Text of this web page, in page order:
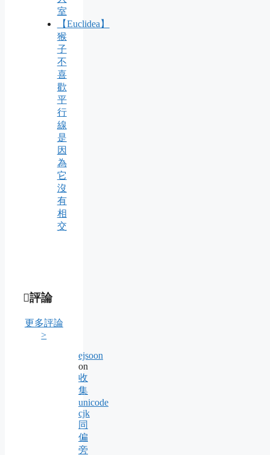
室
【Euclidea】
猴
子
不
喜
歡
平
行
線
是
因
為
它
沒
有
相
交
評論
更多評論
>
ejsoon
on
收
集
unicode
cjk
同
偏
旁